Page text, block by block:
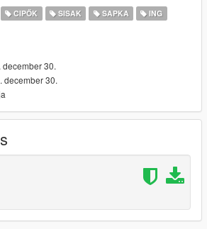
By Edited Models
By Alex
CIPŐK SISAK SAPKA
ING
december 30.
december 30.